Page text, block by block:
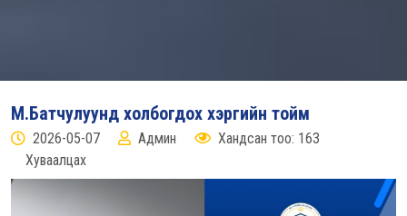
М.Батчулуунд холбогдох хэргийн тойм
2026-05-07 Админ
Хандсан тоо: 163
Хуваалцах